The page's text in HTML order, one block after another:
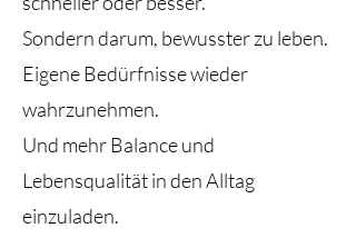
Sondern darum, bewusster zu leben.
Eigene Bedürfnisse wieder
wahrzunehmen.
Und mehr Balance und
Lebensqualität in den Alltag
einzuladen.